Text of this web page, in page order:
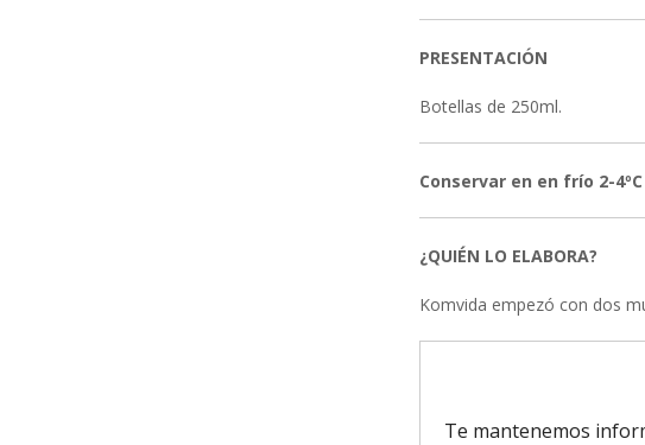
PRESENTACIÓN
Botellas de 250ml.
Conservar en en frío 2-4ºC
¿QUIÉN LO ELABORA?
Komvida empezó con dos